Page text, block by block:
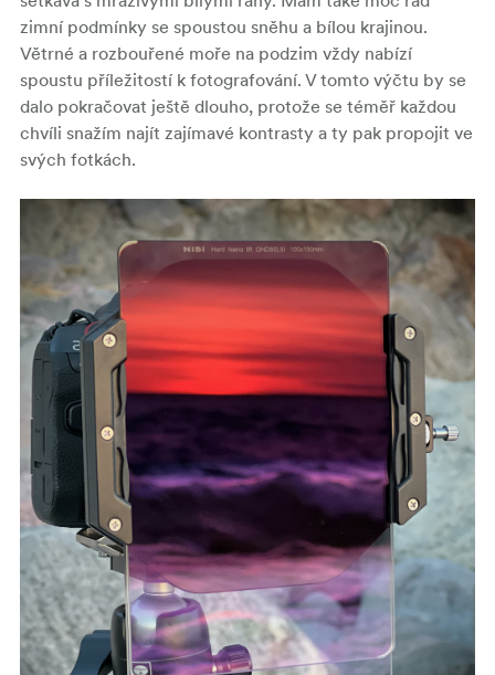
zimní podmínky se spoustou sněhu a bílou krajinou.
Větrné a rozbouřené moře na podzim vždy nabízí
spoustu příležitostí k fotografování. V tomto výčtu by se
dalo pokračovat ještě dlouho, protože se téměř každou
chvíli snažím najít zajímavé kontrasty a ty pak propojit ve
svých fotkách.